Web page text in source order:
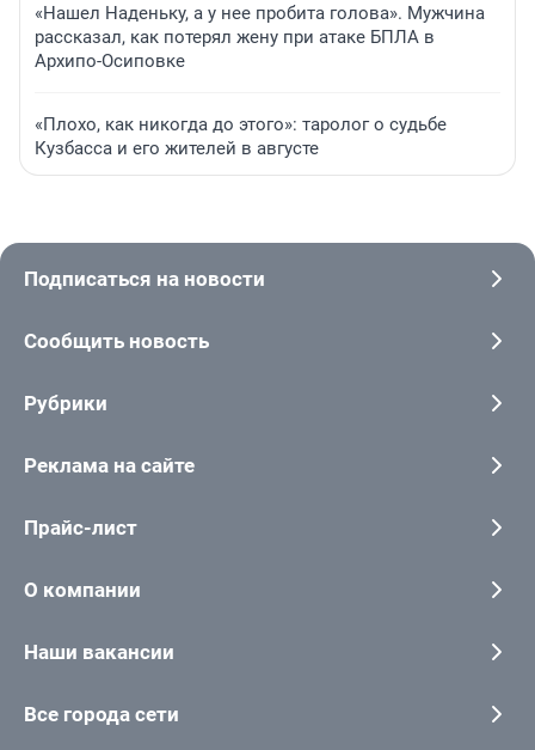
«Нашел Наденьку, а у нее пробита голова». Мужчина
рассказал, как потерял жену при атаке БПЛА в
Архипо-Осиповке
«Плохо, как никогда до этого»: таролог о судьбе
Кузбасса и его жителей в августе
Подписаться на новости
Сообщить новость
Рубрики
Реклама на сайте
Прайс-лист
О компании
Наши вакансии
Все города сети